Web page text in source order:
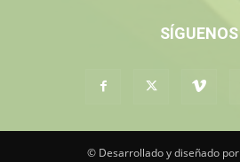
SÍGUENOS
© Desarrollado y diseñado